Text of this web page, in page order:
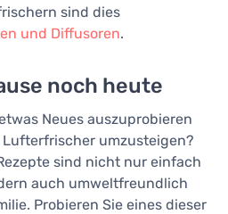
sind dies
und Diffusoren.
noch heute
Neues auszuprobieren
umzusteigen?
sind nicht nur einfach
auch umweltfreundlich
Probieren Sie eines dieser